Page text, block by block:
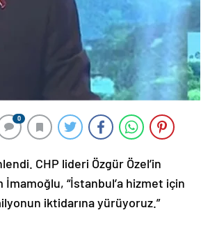
0
CHP lideri Özgür Özel’in
İmamoğlu, “İstanbul’a hizmet için
iktidarına yürüyoruz.”